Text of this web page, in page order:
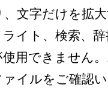
文字だけを拡
イト、検索、
用できません
イルをご確認